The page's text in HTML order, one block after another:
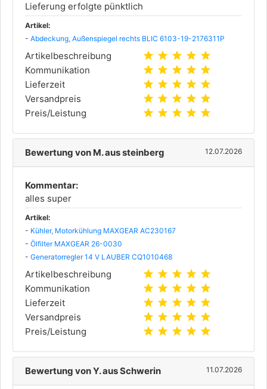
Lieferung erfolgte pünktlich
Artikel:
- Abdeckung, Außenspiegel rechts BLIC 6103-19-2176311P
Artikelbeschreibung star star star star star
Kommunikation star star star star star
Lieferzeit star star star star star
Versandpreis star star star star star
Preis/Leistung star star star star star
Bewertung von M. aus steinberg 12.07.2026
Kommentar:
alles super
Artikel:
- Kühler, Motorkühlung MAXGEAR AC230167
- Ölfilter MAXGEAR 26-0030
- Generatorregler 14 V LAUBER CQ1010468
Artikelbeschreibung star star star star star
Kommunikation star star star star star
Lieferzeit star star star star star
Versandpreis star star star star star
Preis/Leistung star star star star star
Bewertung von Y. aus Schwerin 11.07.2026